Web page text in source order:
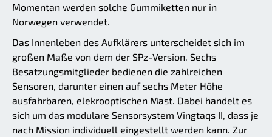
Momentan werden solche Gummiketten nur in
Norwegen verwendet.
Das Innenleben des Aufklärers unterscheidet sich im
großen Maße von dem der SPz-Version. Sechs
Besatzungsmitglieder bedienen die zahlreichen
Sensoren, darunter einen auf sechs Meter Höhe
ausfahrbaren, elekrooptischen Mast. Dabei handelt es
sich um das modulare Sensorsystem Vingtaqs II, dass je
nach Mission individuell eingestellt werden kann. Zur